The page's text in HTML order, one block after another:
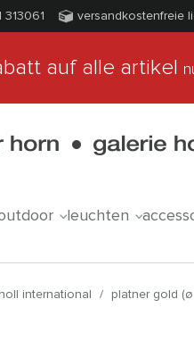
313061 versandkostenfreie
auf alle artikel
leuchten
international / platner gold (ø